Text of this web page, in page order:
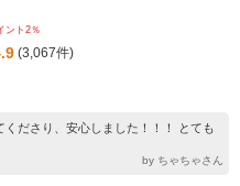
ント2％
(3,067件)
ださり、安心しました！！！ とても
by ちゃちゃさん